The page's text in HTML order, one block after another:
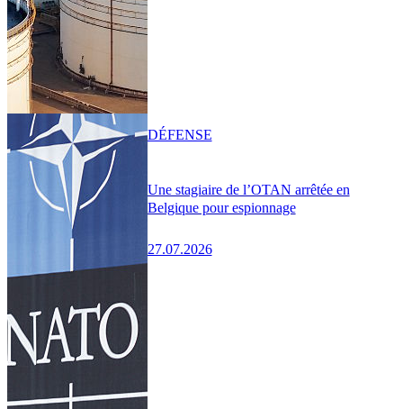
Une stagiaire de l’OTAN arrêtée en
Belgique pour espionnage
27.07.2026
DÉFENSE